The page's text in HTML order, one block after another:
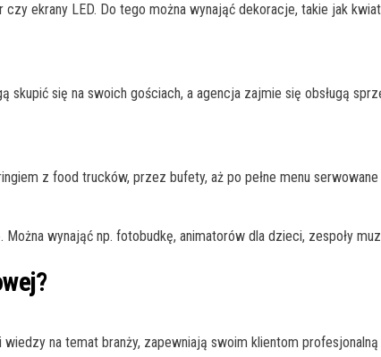
ekrany LED. Do tego można wynająć dekoracje, takie jak
się na swoich gościach, a agencja zajmie się obsługą
z food trucków, przez bufety, aż po pełne menu
wynająć np. fotobudkę, animatorów dla dzieci, zespoły
na temat branży, zapewniają swoim klientom profesjonalną